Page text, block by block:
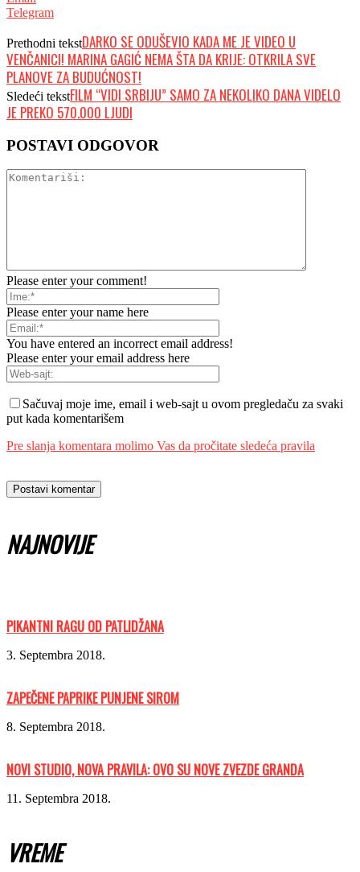
Telegram
Prethodni tekstDARKO SE ODUŠEVIO KADA ME JE VIDEO U
VENČANICI! MARINA GAGIĆ NEMA ŠTA DA KRIJE: OTKRILA SVE
PLANOVE ZA BUDUĆNOST!
Sledeći tekstFILM “VIDI SRBIJU” SAMO ZA NEKOLIKO DANA VIDELO
JE PREKO 570.000 LJUDI
POSTAVI ODGOVOR
Please enter your comment!
Please enter your name here
You have entered an incorrect email address!
Please enter your email address here
Sačuvaj moje ime, email i web-sajt u ovom pregledaču za svaki
put kada komentarišem
Pre slanja komentara molimo Vas da pročitate sledeća pravila
NAJNOVIJE
PIKANTNI RAGU OD PATLIDŽANA
3. Septembra 2018.
ZAPEČENE PAPRIKE PUNJENE SIROM
8. Septembra 2018.
NOVI STUDIO, NOVA PRAVILA: OVO SU NOVE ZVEZDE GRANDA
11. Septembra 2018.
VREME